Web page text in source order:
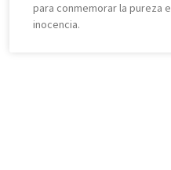
para conmemorar la pureza e
inocencia.